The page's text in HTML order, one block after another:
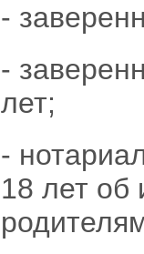
-
-
лет;
-
18 лет об